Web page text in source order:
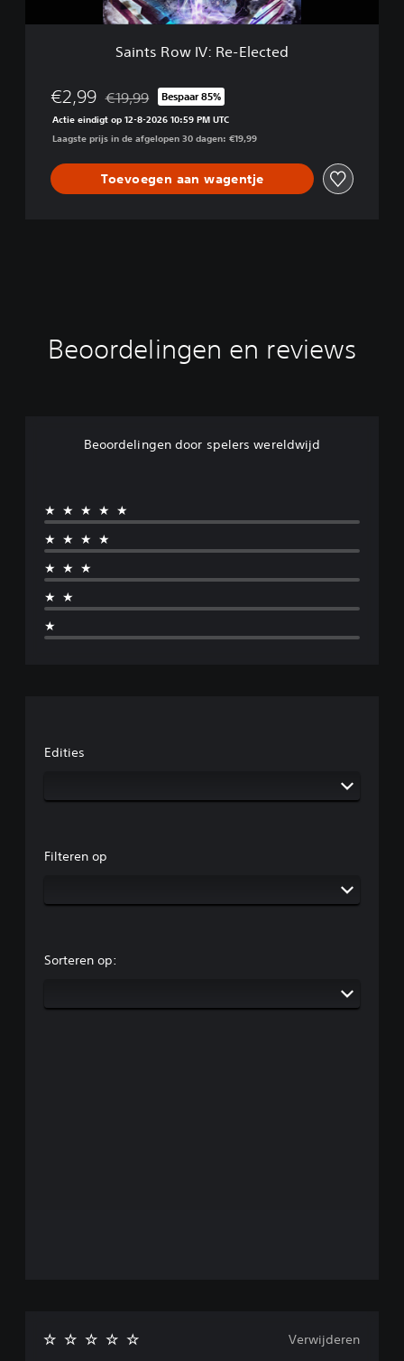
:
Saints Row IV: Re-Elected
€2,99 Korting ten opzichte van de oorspronkelijke prijs
€19,99 Bespaar 85%
Actie eindigt op 12-8-2026 10:59 PM UTC
Laagste prijs in de afgelopen 30 dagen: €19,99
Toevoegen aan wagentje
Beoordelingen en reviews
Beoordelingen door spelers wereldwijd
★★★★★
★★★★
★★★
★★
★
Edities
Filteren op
Sorteren op:
Verwijderen